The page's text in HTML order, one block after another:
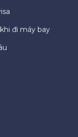
đi máy bay